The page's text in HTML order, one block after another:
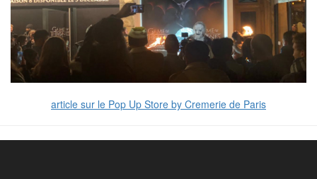
article sur le Pop Up Store by Cremerie de Paris